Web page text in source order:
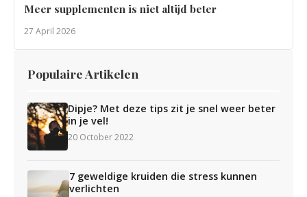
Meer supplementen is niet altijd beter
27 April 2026
Populaire Artikelen
Dipje? Met deze tips zit je snel weer beter
in je vel!
20 October 2022
7 geweldige kruiden die stress kunnen
verlichten